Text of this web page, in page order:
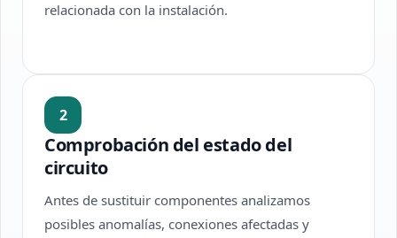
relacionada con la instalación.
2
Comprobación del estado del
circuito
Antes de sustituir componentes analizamos
posibles anomalías, conexiones afectadas y